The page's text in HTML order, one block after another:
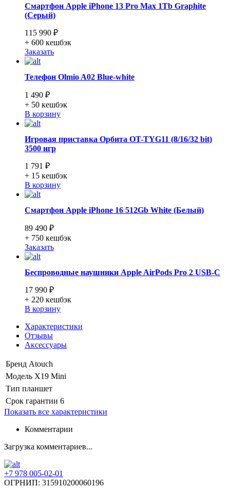
Смартфон Apple iPhone 13 Pro Max 1Tb Graphite
(Серый)
115 990 ₽
+ 600 кешбэк
Заказать
Телефон Olmio A02 Blue-white
1 490 ₽
+ 50 кешбэк
В корзину
Игровая приставка Орбита OT-TYG11 (8/16/32 bit)
3500 игр
1 791 ₽
+ 15 кешбэк
В корзину
Смартфон Apple iPhone 16 512Gb White (Белый)
89 490 ₽
+ 750 кешбэк
Заказать
Беспроводные наушники Apple AirPods Pro 2 USB-C
17 990 ₽
+ 220 кешбэк
В корзину
Характеристики
Отзывы
Аксессуары
Бренд Atouch
Модель X19 Mini
Тип планшет
Срок гарантии 6
Показать все характеристики
Комментарии
Загрузка комментариев...
+7 978 005-02-01
ОГРНИП: 315910200060196